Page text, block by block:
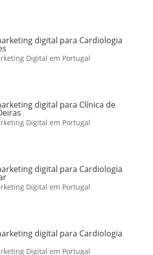
digital para Cardiologia
Digital em Portugal
digital para Clínica de
Digital em Portugal
digital para Cardiologia
Digital em Portugal
digital para Cardiologia
Digital em Portugal